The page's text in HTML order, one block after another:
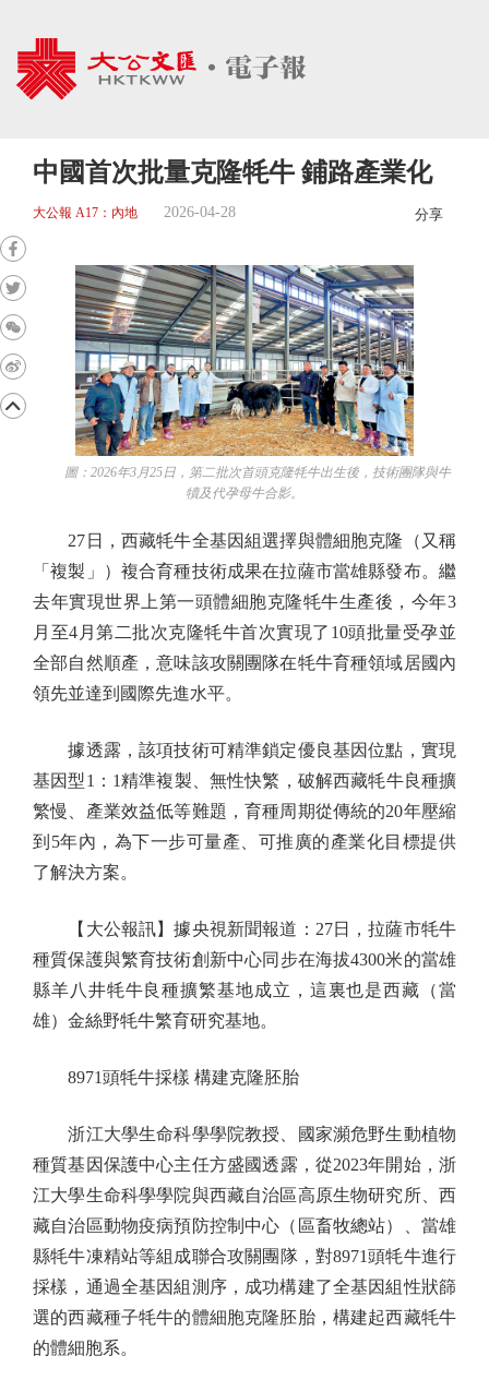
中國首次批量克隆牦牛 鋪路產業化
大公報 A17：內地 2026-04-28 分享
圖：2026年3月25日，第二批次首頭克隆牦牛出生後，技術團隊與牛
犢及代孕母牛合影。
27日，西藏牦牛全基因組選擇與體細胞克隆（又稱
「複製」）複合育種技術成果在拉薩市當雄縣發布。繼
去年實現世界上第一頭體細胞克隆牦牛生產後，今年3
月至4月第二批次克隆牦牛首次實現了10頭批量受孕並
全部自然順產，意味該攻關團隊在牦牛育種領域居國內
領先並達到國際先進水平。
據透露，該項技術可精準鎖定優良基因位點，實現
基因型1：1精準複製、無性快繁，破解西藏牦牛良種擴
繁慢、產業效益低等難題，育種周期從傳統的20年壓縮
到5年內，為下一步可量產、可推廣的產業化目標提供
了解決方案。
【大公報訊】據央視新聞報道：27日，拉薩市牦牛
種質保護與繁育技術創新中心同步在海拔4300米的當雄
縣羊八井牦牛良種擴繁基地成立，這裏也是西藏（當
雄）金絲野牦牛繁育研究基地。
8971頭牦牛採樣 構建克隆胚胎
浙江大學生命科學學院教授、國家瀕危野生動植物
種質基因保護中心主任方盛國透露，從2023年開始，浙
江大學生命科學學院與西藏自治區高原生物研究所、西
藏自治區動物疫病預防控制中心（區畜牧總站）、當雄
縣牦牛凍精站等組成聯合攻關團隊，對8971頭牦牛進行
採樣，通過全基因組測序，成功構建了全基因組性狀篩
選的西藏種子牦牛的體細胞克隆胚胎，構建起西藏牦牛
的體細胞系。